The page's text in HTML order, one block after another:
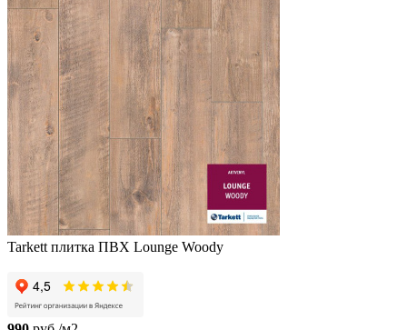
Tarkett плитка ПВХ Lounge Woody